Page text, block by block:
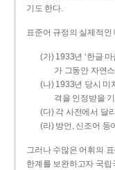
기도 한다.
표준어 규정의 실제적인
(가) 1933년 ‘한글
가 그동안 자연
(나) 1933년 당시 미
격을 인정받을
(다) 각 사전에서 달
(라) 방언, 신조어 등
그러나 수많은 어휘의
한계를 보완하고자 국립